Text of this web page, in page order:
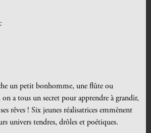
un petit bonhomme, une flûte ou
on a tous un secret pour apprendre à grandir,
rêves ! Six jeunes réalisatrices emmènent
univers tendres, drôles et poétiques.